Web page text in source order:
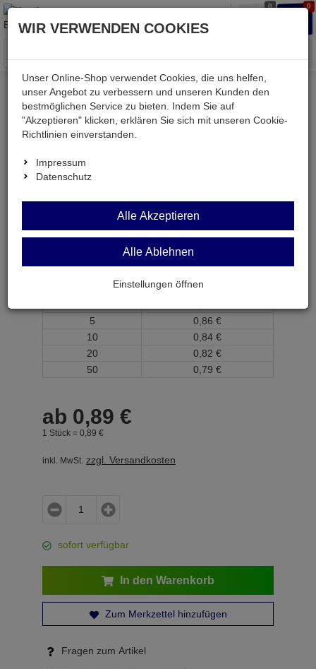
0 0
Menü
Weiter einkaufen Kessler electronic
Audio & Video
AVK108-150
AVK108-150
Cinch-Kabel Cinch-Ku.-2x Cinch-St.1,5m
ab Menge
Preis je Stück
5
0, 86 €
10
0, 84 €
20
0, 82 €
50
0, 79 €
ab 0,89 €
1 Stück = 0, 89 €
inkl. MwSt. zzgl. Versandkosten
sofort verfügbar
In den Warenkorb
Zum Merkzettel hinzufügen
Fragen zum Artikel
WIR VERWENDEN COOKIES
Unser Online-Shop verwendet Cookies, die uns helfen,
unser Angebot zu verbessern und unseren Kunden den
bestmöglichen Service zu bieten. Indem Sie auf
"Akzeptieren" klicken, erklären Sie sich mit unseren Cookie-
Richtlinien einverstanden.
Impressum
Datenschutz
Alle Akzeptieren
Alle Ablehnen
Einstellungen öffnen